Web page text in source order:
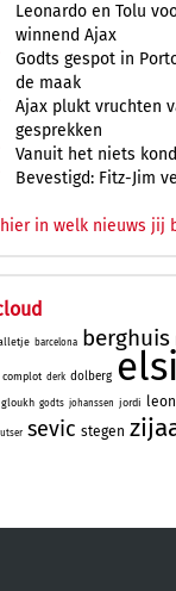
Leonardo en Tolu
winnend Ajax
Godts gespot in
de maak
Ajax plukt vruchten
gesprekken
Vanuit het niets
Bevestigd: Fitz-Jim
in welk nieuws jij
barcelona berghuis
complot derk dolberg
gloukh godts johanssen jordi
sevic stegen